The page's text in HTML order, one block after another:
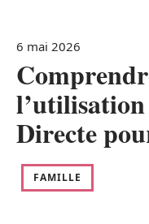
6 mai 2026
Directe
FAMILLE